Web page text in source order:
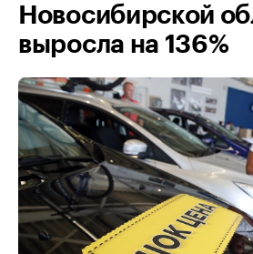
Новосибирской
выросла на 136%